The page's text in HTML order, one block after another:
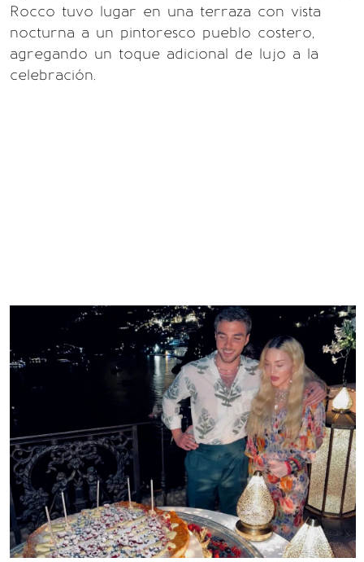
Rocco tuvo lugar en una terraza con vista
nocturna a un pintoresco pueblo costero,
agregando un toque adicional de lujo a la
celebración.